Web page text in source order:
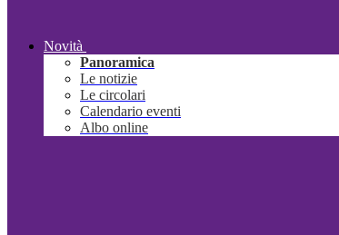
Novità
Panoramica
Le notizie
Le circolari
Calendario eventi
Albo online